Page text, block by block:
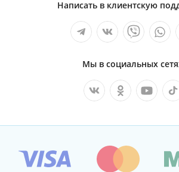
Написать в клиентскую
Мы в социальных